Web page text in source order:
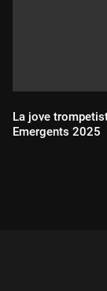
La jove
Emergents 2025